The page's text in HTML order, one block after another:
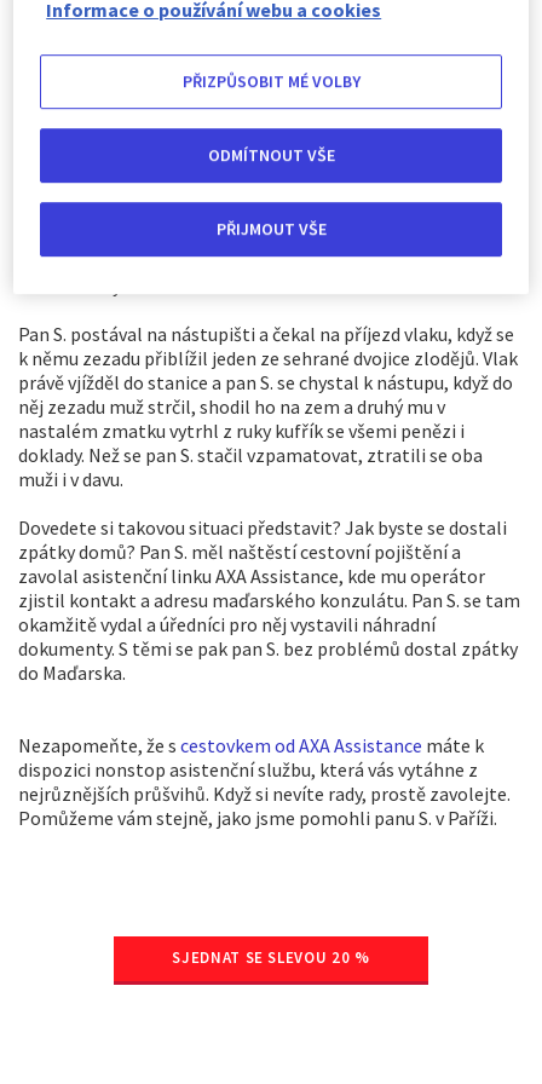
Pan S. byl právě na služební cestě v Paříži, kde měl strávit
víkend a v pondělí se vrátit do Maďarska, odkud přicestoval.
Celou dobu s sebou nosil kožený kufřík, ve kterém měl
finanční obnos a doklady. V pátek se vydal na obchodní
schůzku, jeho kufřík však zaujal dvojici pouličních zlodějů,
Pan S. postával na nástupišti a čekal na příjezd vlaku, když se
k němu zezadu přiblížil jeden ze sehrané dvojice zlodějů. Vlak
právě vjížděl do stanice a pan S. se chystal k nástupu, když do
něj zezadu muž strčil, shodil ho na zem a druhý mu v
nastalém zmatku vytrhl z ruky kufřík se všemi penězi i
doklady. Než se pan S. stačil vzpamatovat, ztratili se oba
muži i v davu.
Dovedete si takovou situaci představit? Jak byste se dostali
zpátky domů? Pan S. měl naštěstí cestovní pojištění a
zavolal asistenční linku AXA Assistance, kde mu operátor
zjistil kontakt a adresu maďarského konzulátu. Pan S. se tam
okamžitě vydal a úředníci pro něj vystavili náhradní
dokumenty. S těmi se pak pan S. bez problémů dostal zpátky
do Maďarska.
Nezapomeňte, že s cestovkem od AXA Assistance máte k
dispozici nonstop asistenční službu, která vás vytáhne z
nejrůznějších průšvihů. Když si nevíte rady, prostě zavolejte.
Pomůžeme vám stejně, jako jsme pomohli panu S. v Paříži.
SJEDNAT SE SLEVOU 20 %
Informace o používání webu a cookies
PŘIZPŮSOBIT MÉ VOLBY
ODMÍTNOUT VŠE
PŘIJMOUT VŠE